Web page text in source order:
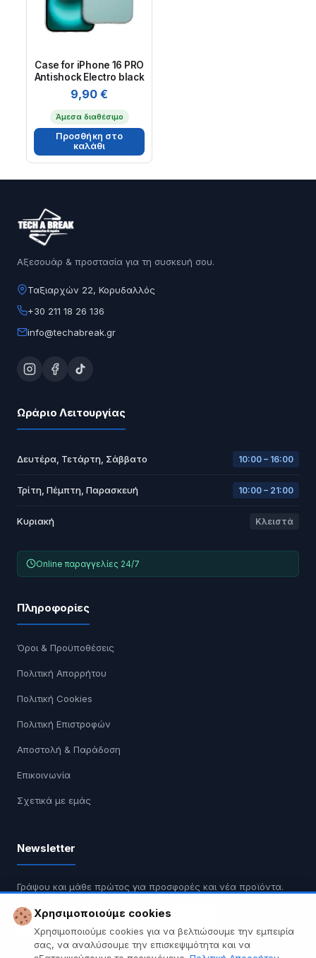
Case for iPhone 16 PRO
Antishock Electro black
9,90€
Άμεσα διαθέσιμο
Προσθήκη στο
καλάθι
Αξεσουάρ & προστασία για τη συσκευή σου.
Ταξιαρχών 22, Κορυδαλλός
+30 211 18 26 136
info@techabreak.gr
Ωράριο Λειτουργίας
Δευτέρα, Τετάρτη, Σάββατο 10:00 – 16:00
Τρίτη, Πέμπτη, Παρασκευή 10:00 – 21:00
Κυριακή Κλειστά
Online παραγγελίες 24/7
Πληροφορίες
Όροι & Προϋποθέσεις
Πολιτική Απορρήτου
Πολιτική Cookies
Πολιτική Επιστροφών
Αποστολή & Παράδοση
Επικοινωνία
Σχετικά με εμάς
Newsletter
Γράψου και μάθε πρώτος για προσφορές και νέα προϊόντα.
Δεν κάνουμε spam. Διαγραφή οποιαδήποτε στιγμή.
Χρησιμοποιούμε cookies
Χρησιμοποιούμε cookies για να βελτιώσουμε την εμπειρία
σας, να αναλύσουμε την επισκεψιμότητα και να